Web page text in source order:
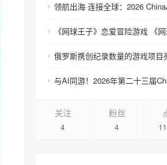
俄罗斯携创纪录数量的游戏项目
与AI同游！2026年第二十三届
关注
4
粉丝
4